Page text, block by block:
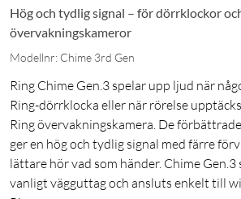
Hög och tydlig signal – för dörrklockor
övervakningskameror
Modellnr: Chime 3rd Gen
Ring Chime Gen.3 spelar upp ljud när
Ring-dörrklocka eller när rörelse
Ring övervakningskamera. De
ger en hög och tydlig signal med färre
lättare hör vad som händer. Chime
vanligt vägguttag och ansluts enkelt till